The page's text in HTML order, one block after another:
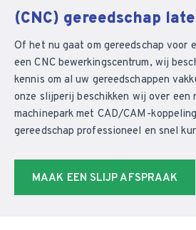
(CNC) gereedschap
Of het nu gaat om gereedschap voor
een CNC bewerkingscentrum, wij
kennis om al uw gereedschappen
onze slijperij beschikken wij over een
machinepark met CAD/CAM-
gereedschap professioneel en snel
MAAK EEN SLIJP AFSPRAAK